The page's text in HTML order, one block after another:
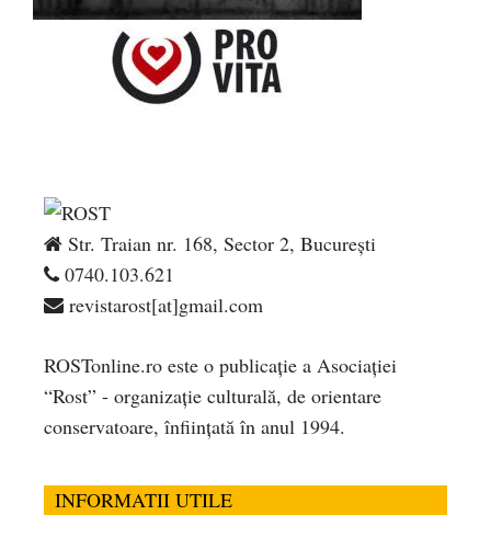
Str. Traian nr. 168, Sector 2, București
0740.103.621
revistarost[at]gmail.com
ROSTonline.ro este o publicaţie a Asociaţiei
“Rost” - organizaţie culturală, de orientare
conservatoare, înfiinţată în anul 1994.
INFORMATII UTILE